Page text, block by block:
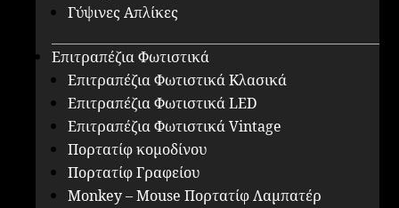
Γύψινες Απλίκες
Επιτραπέζια Φωτιστικά
Επιτραπέζια Φωτιστικά Κλασικά
Επιτραπέζια Φωτιστικά LED
Επιτραπέζια Φωτιστικά Vintage
Πορτατίφ κομοδίνου
Πορτατίφ Γραφείου
Monkey – Mouse Πορτατίφ Λαμπατέρ